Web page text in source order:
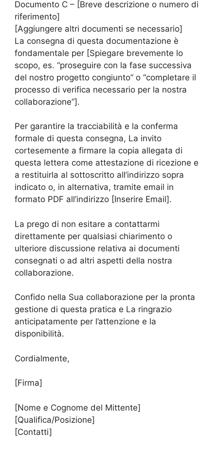
Documento C – [Breve descrizione o numero di
riferimento]
[Aggiungere altri documenti se necessario]
La consegna di questa documentazione è
fondamentale per [Spiegare brevemente lo
scopo, es. “proseguire con la fase successiva
del nostro progetto congiunto” o “completare il
processo di verifica necessario per la nostra
collaborazione”].
Per garantire la tracciabilità e la conferma
formale di questa consegna, La invito
cortesemente a firmare la copia allegata di
questa lettera come attestazione di ricezione e
a restituirla al sottoscritto all’indirizzo sopra
indicato o, in alternativa, tramite email in
formato PDF all’indirizzo [Inserire Email].
La prego di non esitare a contattarmi
direttamente per qualsiasi chiarimento o
ulteriore discussione relativa ai documenti
consegnati o ad altri aspetti della nostra
collaborazione.
Confido nella Sua collaborazione per la pronta
gestione di questa pratica e La ringrazio
anticipatamente per l’attenzione e la
disponibilità.
Cordialmente,
[Firma]
[Nome e Cognome del Mittente]
[Qualifica/Posizione]
[Contatti]